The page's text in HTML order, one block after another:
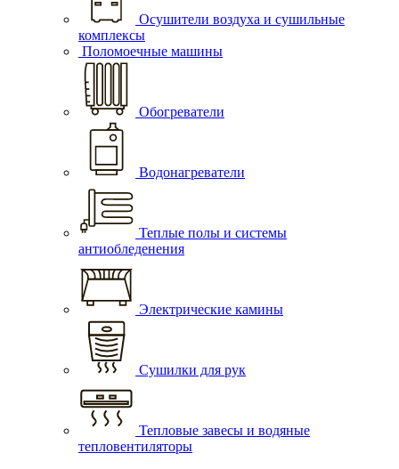
Осушители воздуха и сушильные
комплексы
Поломоечные машины
Обогреватели
Водонагреватели
Теплые полы и системы
антиобледенения
Электрические камины
Сушилки для рук
Тепловые завесы и водяные
тепловентиляторы